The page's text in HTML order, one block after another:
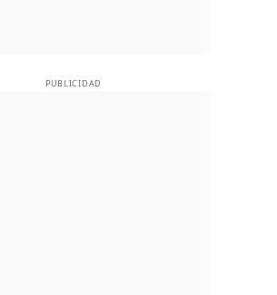
PUBLICIDAD